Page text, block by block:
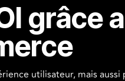
grâce
utilisateur, mais aussi